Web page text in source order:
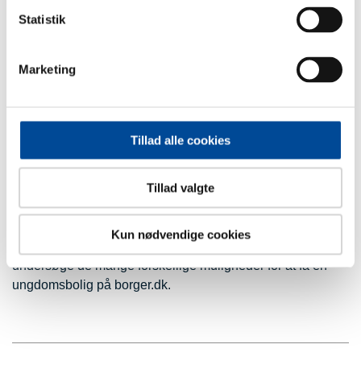
Statistik
Marketing
Tillad alle cookies
Tillad valgte
Kun nødvendige cookies
Som led i kommunens tilsyn med de almene
der har hjemsted i kommunen
Ungdomsboliger
Er du under uddannelse og mangler du en bolig, kan du
undersøge de mange forskellige muligheder for at få en
ungdomsbolig på borger.dk.